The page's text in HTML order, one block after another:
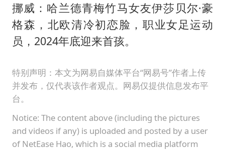
挪威：哈兰德青梅竹马女友伊莎贝尔·豪
格森，北欧清冷初恋脸，职业女足运动
员，2024年底迎来首孩。
特别声明：本文为网易自媒体平台“网易号”作者上传
并发布，仅代表该作者观点。网易仅提供信息发布平
台。
Notice: The content above (including the pictures
and videos if any) is uploaded and posted by a user
of NetEase Hao, which is a social media platform